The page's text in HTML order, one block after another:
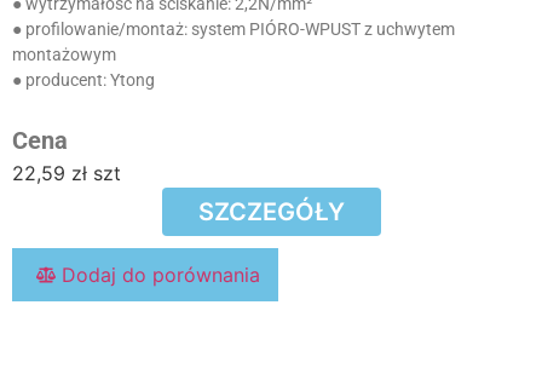
● profilowanie/montaż: system PIÓRO-WPUST z uchwytem
montażowym
● producent:Ytong
Cena
22,59 zł szt
SZCZEGÓŁY
Dodaj do porównania